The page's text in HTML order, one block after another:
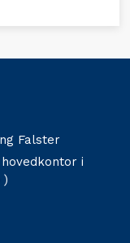
Falster
i
)